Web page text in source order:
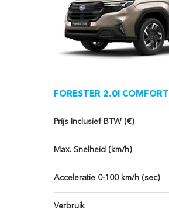
FORESTER 2.0I COMFORT
Prijs Inclusief BTW (€)
Max. Snelheid (km/h)
Acceleratie 0-100 km/h (sec)
Verbruik